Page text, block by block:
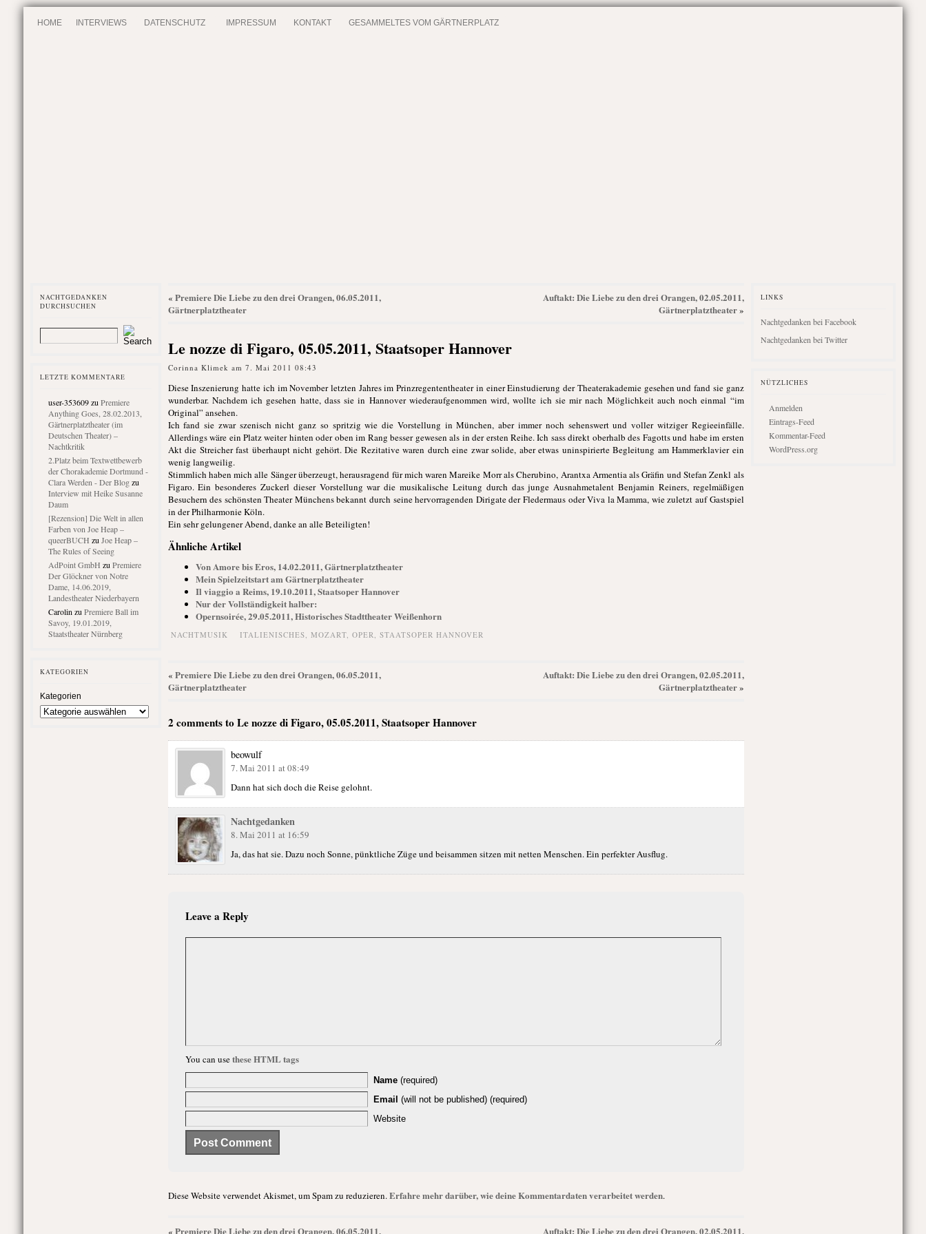
HOME INTERVIEWS DATENSCHUTZ IMPRESSUM KONTAKT GESAMMELTES VOM GÄRTNERPLATZ
NACHTGEDANKEN
DURCHSUCHEN
LETZTE KOMMENTARE
user-353609zu Premiere
Anything Goes, 28.02.2013,
Gärtnerplatztheater (im
Deutschen Theater) –
Nachtkritik
2.Platz beim Textwettbewerb
der Chorakademie Dortmund -
Clara Werden - Der Blogzu
Interview mit Heike Susanne
Daum
[Rezension] Die Welt in allen
Farben von Joe Heap –
queerBUCH zu Joe Heap –
The Rules of Seeing
AdPoint GmbH zu Premiere
Der Glöckner von Notre
Dame, 14.06.2019,
Landestheater Niederbayern
Carolin zu Premiere Ball im
Savoy, 19.01.2019,
Staatstheater Nürnberg
KATEGORIEN
Kategorien
« Premiere Die Liebe zu den drei Orangen, 06.05.2011,
Gärtnerplatztheater
Auftakt: Die Liebe zu den drei Orangen, 02.05.2011,
Gärtnerplatztheater»
Le nozze di Figaro, 05.05.2011, Staatsoper Hannover
Corinna Klimek am 7. Mai 2011 08:43
Diese Inszenierung hatte ich im November letzten Jahres im Prinzregententheater in einer Einstudierung der Theaterakademie gesehen und fand sie ganz
wunderbar. Nachdem ich gesehen hatte, dass sie in Hannover wiederaufgenommen wird, wollte ich sie mir nach Möglichkeit auch noch einmal “im
Original” ansehen.
Ich fand sie zwar szenisch nicht ganz so spritzig wie die Vorstellung in München, aber immer noch sehenswert und voller witziger Regieeinfälle.
Allerdings wäre ein Platz weiter hinten oder oben im Rang besser gewesen als in der ersten Reihe. Ich sass direkt oberhalb des Fagotts und habe im ersten
Akt die Streicher fast überhaupt nicht gehört. Die Rezitative waren durch eine zwar solide, aber etwas uninspirierte Begleitung am Hammerklavier ein
wenig langweilig.
Stimmlich haben mich alle Sänger überzeugt, herausragend für mich waren Mareike Morr als Cherubino, Arantxa Armentia als Gräfin und Stefan Zenkl als
Figaro. Ein besonderes Zuckerl dieser Vorstellung war die musikalische Leitung durch das junge Ausnahmetalent Benjamin Reiners, regelmäßigen
Besuchern des schönsten Theater Münchens bekannt durch seine hervorragenden Dirigate der Fledermaus oder Viva la Mamma, wie zuletzt auf Gastspiel
in der Philharmonie Köln.
Ein sehr gelungener Abend, danke an alle Beteiligten!
Ähnliche Artikel
Von Amore bis Eros, 14.02.2011, Gärtnerplatztheater
Mein Spielzeitstart am Gärtnerplatztheater
Il viaggio a Reims, 19.10.2011, Staatsoper Hannover
Nur der Vollständigkeit halber:
Opernsoirée, 29.05.2011, Historisches Stadttheater Weißenhorn
NACHTMUSIK ITALIENISCHES, MOZART, OPER, STAATSOPER HANNOVER
« Premiere Die Liebe zu den drei Orangen, 06.05.2011,
Gärtnerplatztheater
Auftakt: Die Liebe zu den drei Orangen, 02.05.2011,
Gärtnerplatztheater»
2 comments to Le nozze di Figaro, 05.05.2011, Staatsoper Hannover
beowulf
7. Mai 2011 at 08:49
Dann hat sich doch die Reise gelohnt.
Nachtgedanken
8. Mai 2011 at 16:59
Ja, das hat sie. Dazu noch Sonne, pünktliche Züge und beisammen sitzen mit netten Menschen. Ein perfekter Ausflug.
Leave a Reply
You can usethese HTML tags
Name (required)
Email (will not be published) (required)
Website
Diese Website verwendet Akismet, um Spam zu reduzieren.Erfahre mehr darüber, wie deine Kommentardaten verarbeitet werden.
« Premiere Die Liebe zu den drei Orangen, 06.05.2011, Auftakt: Die Liebe zu den drei Orangen, 02.05.2011,
LINKS
Nachtgedanken bei Facebook
Nachtgedanken bei Twitter
NÜTZLICHES
Anmelden
Eintrags-Feed
Kommentar-Feed
WordPress.org